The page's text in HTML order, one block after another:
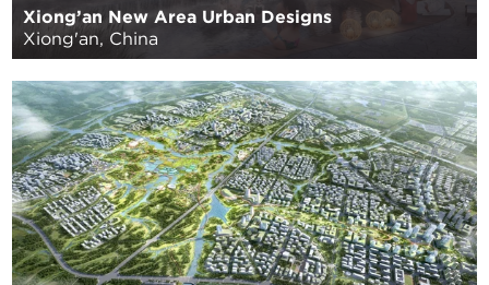
Xiong’an New Area Urban Designs
Xiong'an, China